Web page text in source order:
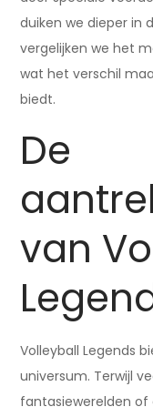
duiken we dieper in
vergelijken we het
wat het verschil
biedt.
De
van
Volleyball Legends
universum. Terwijl
fantasiewerelden of